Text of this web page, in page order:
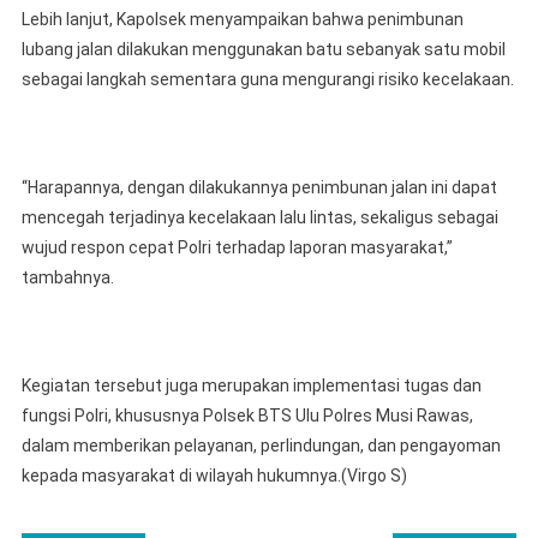
Lebih lanjut, Kapolsek menyampaikan bahwa penimbunan
lubang jalan dilakukan menggunakan batu sebanyak satu mobil
sebagai langkah sementara guna mengurangi risiko kecelakaan.
“Harapannya, dengan dilakukannya penimbunan jalan ini dapat
mencegah terjadinya kecelakaan lalu lintas, sekaligus sebagai
wujud respon cepat Polri terhadap laporan masyarakat,”
tambahnya.
Kegiatan tersebut juga merupakan implementasi tugas dan
fungsi Polri, khususnya Polsek BTS Ulu Polres Musi Rawas,
dalam memberikan pelayanan, perlindungan, dan pengayoman
kepada masyarakat di wilayah hukumnya.(Virgo S)